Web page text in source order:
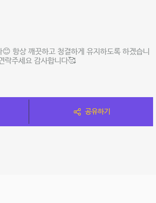
항상 깨끗하고 청결하게 유지하도록 하겠습니
락주세요 감사합니다🥰
공유하기